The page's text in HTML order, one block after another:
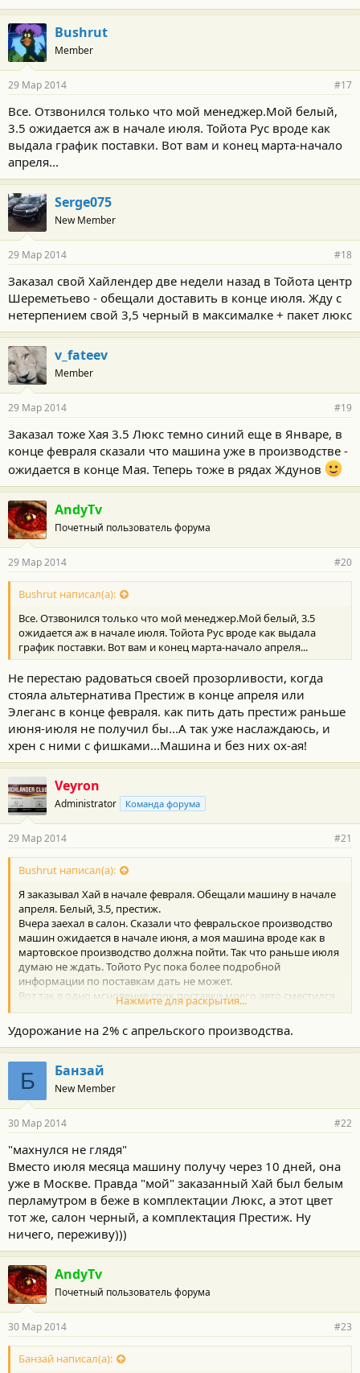
Bushrut
Member
29 Мар 2014 #17
Все. Отзвонился только что мой менеджер.Мой белый,
3.5 ожидается аж в начале июля. Тойота Рус вроде как
выдала график поставки. Вот вам и конец марта-начало
апреля...
Serge075
New Member
29 Мар 2014 #18
Заказал свой Хайлендер две недели назад в Тойота центр
Шереметьево - обещали доставить в конце июля. Жду с
нетерпением свой 3,5 черный в максималке + пакет люкс
v_fateev
Member
29 Мар 2014 #19
Заказал тоже Хая 3.5 Люкс темно синий еще в Январе, в
конце февраля сказали что машина уже в производстве -
ожидается в конце Мая. Теперь тоже в рядах Ждунов
AndyTv
Почетный пользователь форума
29 Мар 2014 #20
Bushrut написал(а):
Все. Отзвонился только что мой менеджер.Мой белый, 3.5
ожидается аж в начале июля. Тойота Рус вроде как выдала
график поставки. Вот вам и конец марта-начало апреля...
Не перестаю радоваться своей прозорливости, когда
стояла альтернатива Престиж в конце апреля или
Элеганс в конце февраля. как пить дать престиж раньше
июня-июля не получил бы...А так уже наслаждаюсь, и
хрен с ними с фишками...Машина и без них ох-ая!
Veyron
Administrator Команда форума
29 Мар 2014 #21
Bushrut написал(а):
Я заказывал Хай в начале февраля. Обещали машину в начале
апреля. Белый, 3.5, престиж.
Вчера заехал в салон. Сказали что февральское производство
машин ожидается в начале июня, а моя машина вроде как в
мартовское производство должна пойти. Так что раньше июля
думаю не ждать. Тойото Рус пока более подробной
информации по поставкам дать не может.
Вот так в одно мгновение срок поставки моего авто сместился
минимум на 3-4 месяца. Если сейчас заказывать-
И еще один момент не в пользу российских ждунов. Хайлендер
нарасхват в США, и в данный момент большинство авто
производят на внутренний рынок, а в Россию очень малые
партии.Зимой, когда озвучивали сроки поставки, Тойота
считала что картина будет несколько иной. Такого ажиотажа
не было со времен выхода LC 100. Белый, 3.5 один из самых
популярных, с 2.7 проще.
Да, и еще.. С августовского производства, сказали, будет
увеличение цены на 2%. Хоть это хорошая новость, а там
увидим...
Нажмите для раскрытия...
Удорожание на 2% с апрельского производства.
Б Банзай
New Member
30 Мар 2014 #22
"махнулся не глядя"
Вместо июля месяца машину получу через 10 дней, она
уже в Москве. Правда "мой" заказанный Хай был белым
перламутром в беже в комплектации Люкс, а этот цвет
тот же, салон черный, а комплектация Престиж. Ну
ничего, переживу)))
AndyTv
Почетный пользователь форума
30 Мар 2014 #23
Банзай написал(а):